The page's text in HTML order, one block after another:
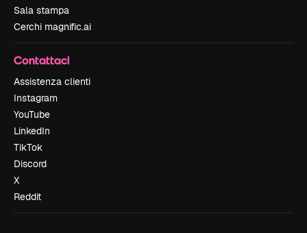
Sala stampa
Cerchi magnific.ai
Contattaci
Assistenza clienti
Instagram
YouTube
LinkedIn
TikTok
Discord
X
Reddit